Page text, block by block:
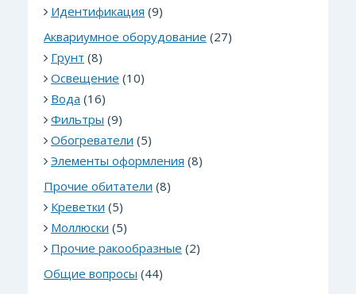
Идентификация (9)
Аквариумное оборудование (27)
Грунт (8)
Освещение (10)
Вода (16)
Фильтры (9)
Обогреватели (5)
Элементы оформления (8)
Прочие обитатели (8)
Креветки (5)
Моллюски (5)
Прочие ракообразные (2)
Общие вопросы (44)